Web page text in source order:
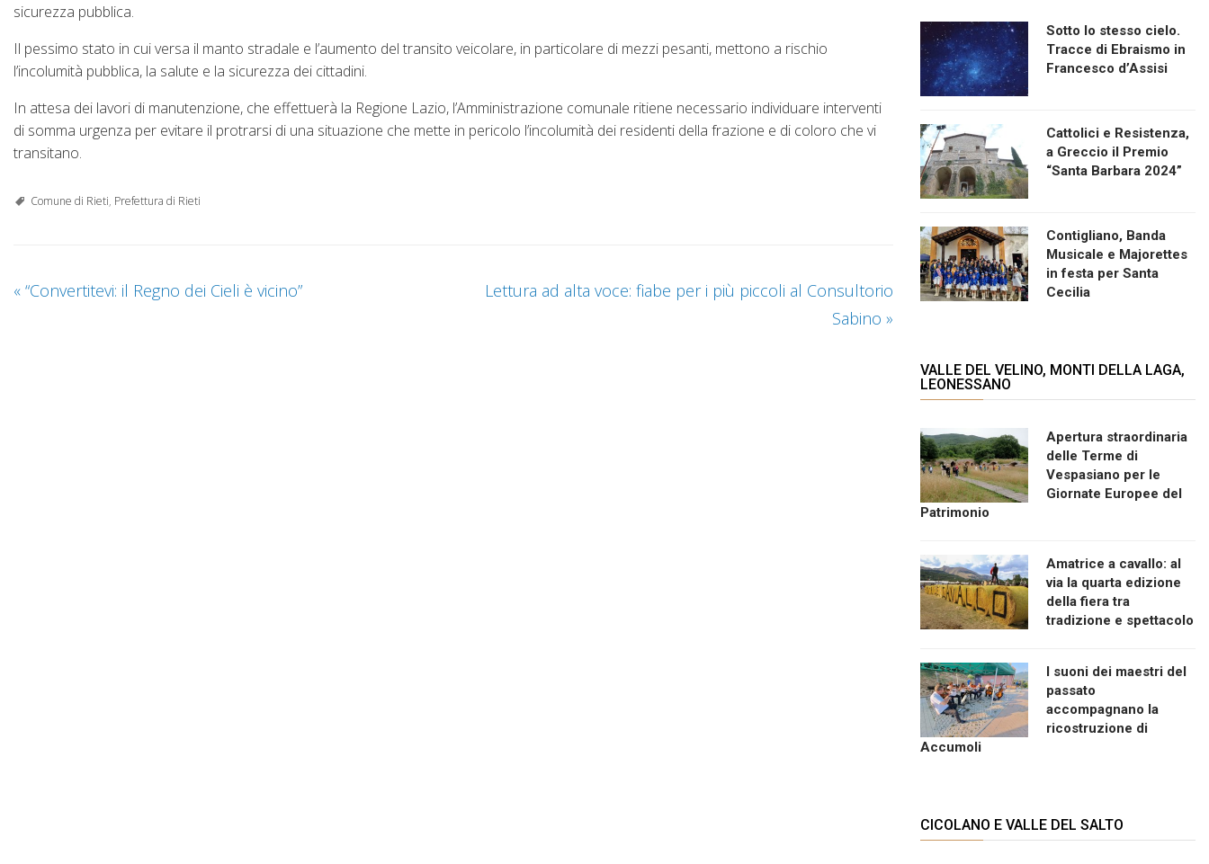
sicurezza pubblica.
Il pessimo stato in cui versa il manto stradale e l’aumento del transito veicolare, in particolare di mezzi pesanti, mettono a rischio
l’incolumità pubblica, la salute e la sicurezza dei cittadini.
In attesa dei lavori di manutenzione, che effettuerà la Regione Lazio, l’Amministrazione comunale ritiene necessario individuare interventi
di somma urgenza per evitare il protrarsi di una situazione che mette in pericolo l’incolumità dei residenti della frazione e di coloro che vi
transitano.
Comune di Rieti, Prefettura di Rieti
« “Convertitevi: il Regno dei Cieli è vicino”
Lettura ad alta voce: fiabe per i più piccoli al Consultorio
Sabino »
Sotto lo stesso cielo.
Tracce di Ebraismo in
Francesco d’Assisi
Cattolici e Resistenza,
a Greccio il Premio
“Santa Barbara 2024”
Contigliano, Banda
Musicale e Majorettes
in festa per Santa
Cecilia
VALLE DEL VELINO, MONTI DELLA LAGA,
LEONESSANO
Apertura straordinaria
delle Terme di
Vespasiano per le
Giornate Europee del
Patrimonio
Amatrice a cavallo: al
via la quarta edizione
della fiera tra
tradizione e spettacolo
I suoni dei maestri del
passato
accompagnano la
ricostruzione di
Accumoli
CICOLANO E VALLE DEL SALTO